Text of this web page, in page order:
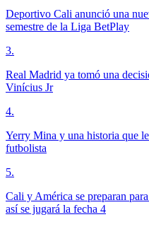
Deportivo Cali anunció una
semestre de la Liga BetPlay
3.
Real Madrid ya tomó una
Vinícius Jr
4.
Yerry Mina y una historia que
futbolista
5.
Cali y América se preparan
así se jugará la fecha 4